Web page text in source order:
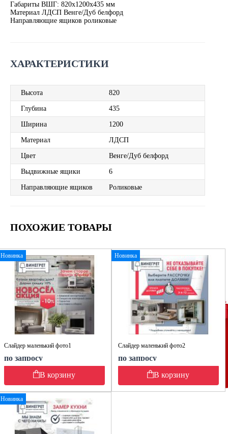
Габариты ВШГ: 820х1200х435 мм
Материал ЛДСП Венге/Дуб белфорд
Направляющие ящиков роликовые
ХАРАКТЕРИСТИКИ
Высота 820
Глубина 435
Ширина 1200
Материал ЛДСП
Цвет Венге/Дуб белфорд
Выдвижные ящики 6
Направляющие ящиков Роликовые
ПОХОЖИЕ ТОВАРЫ
Новинка
Слайдер маленький фото1
по запросу
В корзину
Новинка
Слайдер маленький фото2
по запросу
В корзину
Новинка